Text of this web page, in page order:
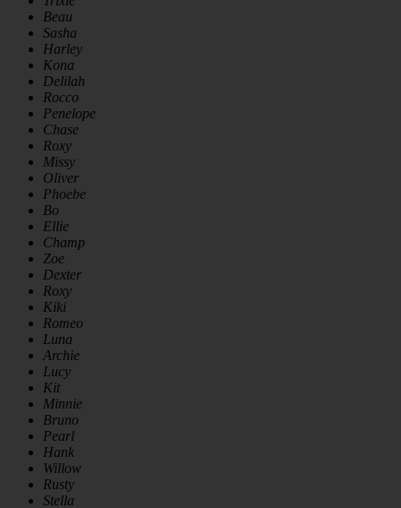
Beau
Sasha
Harley
Kona
Delilah
Rocco
Penelope
Chase
Roxy
Missy
Oliver
Phoebe
Bo
Ellie
Champ
Zoe
Dexter
Roxy
Kiki
Romeo
Luna
Archie
Lucy
Kit
Minnie
Bruno
Pearl
Hank
Willow
Rusty
Stella